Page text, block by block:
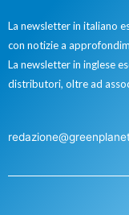
La newsletter in italiano
con notizie a
La newsletter in inglese
distributori, oltre ad